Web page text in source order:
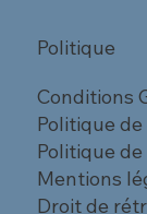
Politique
Conditions
Politique
Politique
Mentions
Droit de